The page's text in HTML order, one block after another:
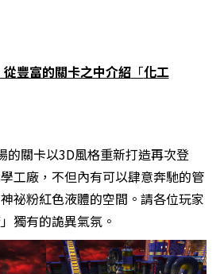
豐富的關卡之中介紹「化工
的關卡以3D風格重新打造再次登
工廠，不但內有可以肆意奔馳的管
祕粉紅色液體的空間。請各位玩家
獨有的詭異氣氛。